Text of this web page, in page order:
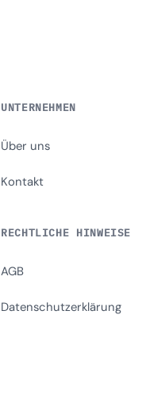
UNTERNEHMEN
Über uns
Kontakt
RECHTLICHE HINWEISE
AGB
Datenschutzerklärung